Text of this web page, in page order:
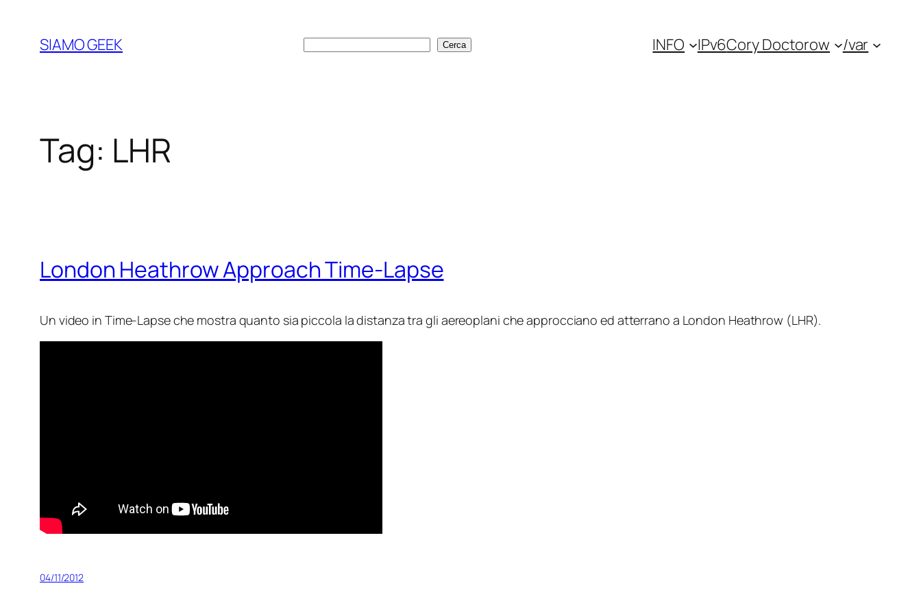
contenuto
SIAMO GEEK Cerca Cerca INFO IPv6Cory Doctorow /var
Tag: LHR
London Heathrow Approach Time-Lapse
Un video in Time-Lapse che mostra quanto sia piccola la distanza tra gli aereoplani che approcciano ed atterrano a London Heathrow (LHR).
04/11/2012